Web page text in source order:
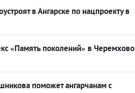
в Ангарске по нацпроекту в
«Память поколений» в Черемхово
поможет ангарчанам с